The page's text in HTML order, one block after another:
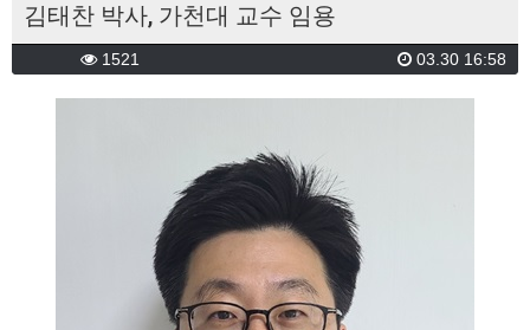
김태찬 박사, 가천대 교수 임용
1521 03.30 16:58